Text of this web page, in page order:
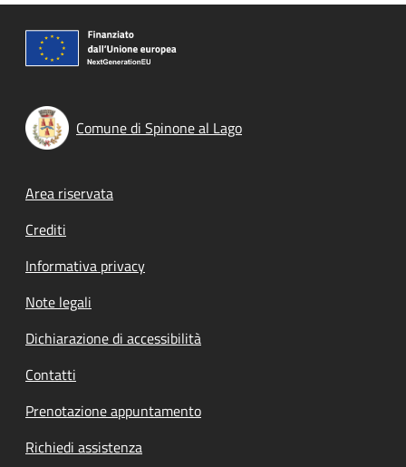
Comune di Spinone al Lago
Footer menu
Area riservata
Crediti
Informativa privacy
Note legali
Dichiarazione di accessibilità
Contatti
Prenotazione appuntamento
Richiedi assistenza